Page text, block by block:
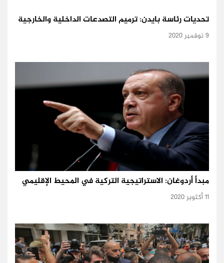
تحديات رئاسة بايدن: ترميم التصدعات الداخلية والخارجية
9 نوفمبر 2020
مبدأ أردوغان: الاستراتيجية التركية في المحيط الإقليمي
11 أكتوبر 2020